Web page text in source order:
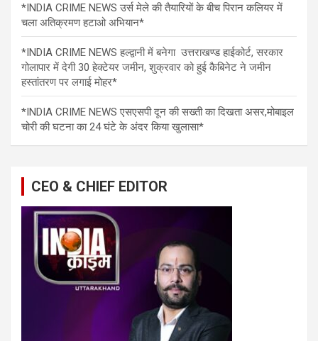
*INDIA CRIME NEWS उर्स मेले की तैयारियों के बीच पिरान कलियर में
चला अतिक्रमण हटाओ अभियान*
*INDIA CRIME NEWS हल्द्वानी में बनेगा उत्तराखण्ड हाईकोर्ट, सरकार
गोलापार में देगी 30 हेक्टेयर जमीन, शुक्रवार को हुई कैबिनेट ने जमीन
हस्तांतरण पर लगाई मोहर*
*INDIA CRIME NEWS एसएसपी दून की सख्ती का दिखता असर,मोबाइल
चोरी की घटना का 24 घंटे के अंदर किया खुलासा*
CEO & CHIEF EDITOR